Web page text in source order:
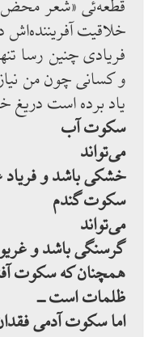
قطعه‌ئی «شعر محض‌
خلاقیت آفریننده‌اش
فریادی چنین رسا
و کسانی چون من
یاد برده ‌است دریغ
سکوت آب
می‌تواند
خشکی باشد و
سکوت گندم
می‌تواند
گرسنگی‌ باشد و
همچنان که سکوت
ظلمات است ــ
اما سکوت آدمی